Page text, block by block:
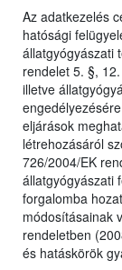
Az adatkezelés
hatósági
állatgyógyászati
rendelet 5. §,
illetve
eljárások
létrehozásáról
726/2004/EK
állatgyógyászati
forgalomba
módosításainak
rendeletben
és hatáskörök